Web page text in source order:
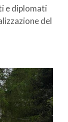
e diplomati
del